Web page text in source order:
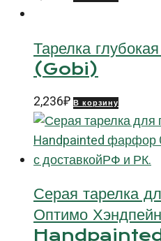
Тарелка
(Gobi)
2,236₽ В корзину
Серая тарелка
Оптимо